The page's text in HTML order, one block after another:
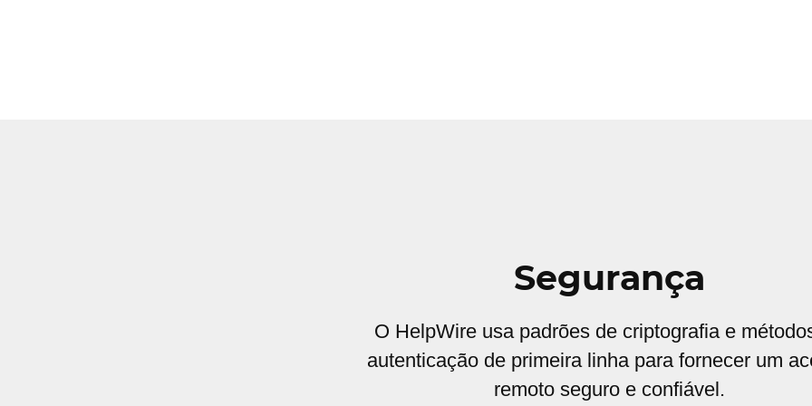
Segurança
O HelpWire usa padrões de criptografia e
autenticação de primeira linha para fornecer um
remoto seguro e confiável.